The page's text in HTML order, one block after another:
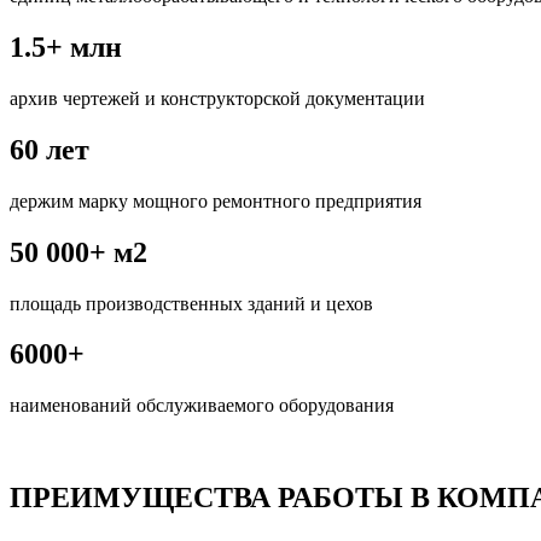
1.5+ млн
архив чертежей и конструкторской документации
60 лет
держим марку мощного ремонтного предприятия
50 000+ м2
площадь производственных зданий и цехов
6000+
наименований обслуживаемого оборудования
ПРЕИМУЩЕСТВА РАБОТЫ В